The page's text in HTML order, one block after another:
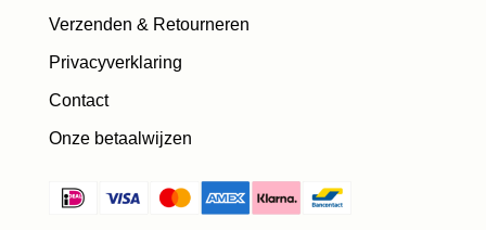
Verzenden & Retourneren
Privacyverklaring
Contact
Onze betaalwijzen